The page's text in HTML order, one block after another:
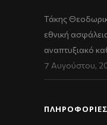
Τάκης
εθνική
αναπτυξιακό
7 Αυγούστου,
ΠΛΗΡΟΦΟΡΙΕΣ